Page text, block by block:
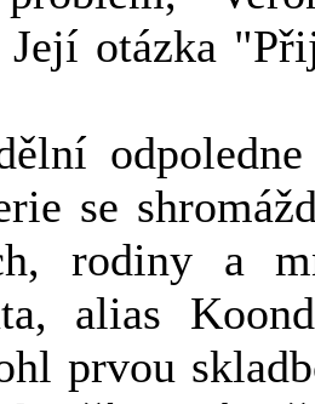
Její otázka
se
rodiny a
alias
prvou